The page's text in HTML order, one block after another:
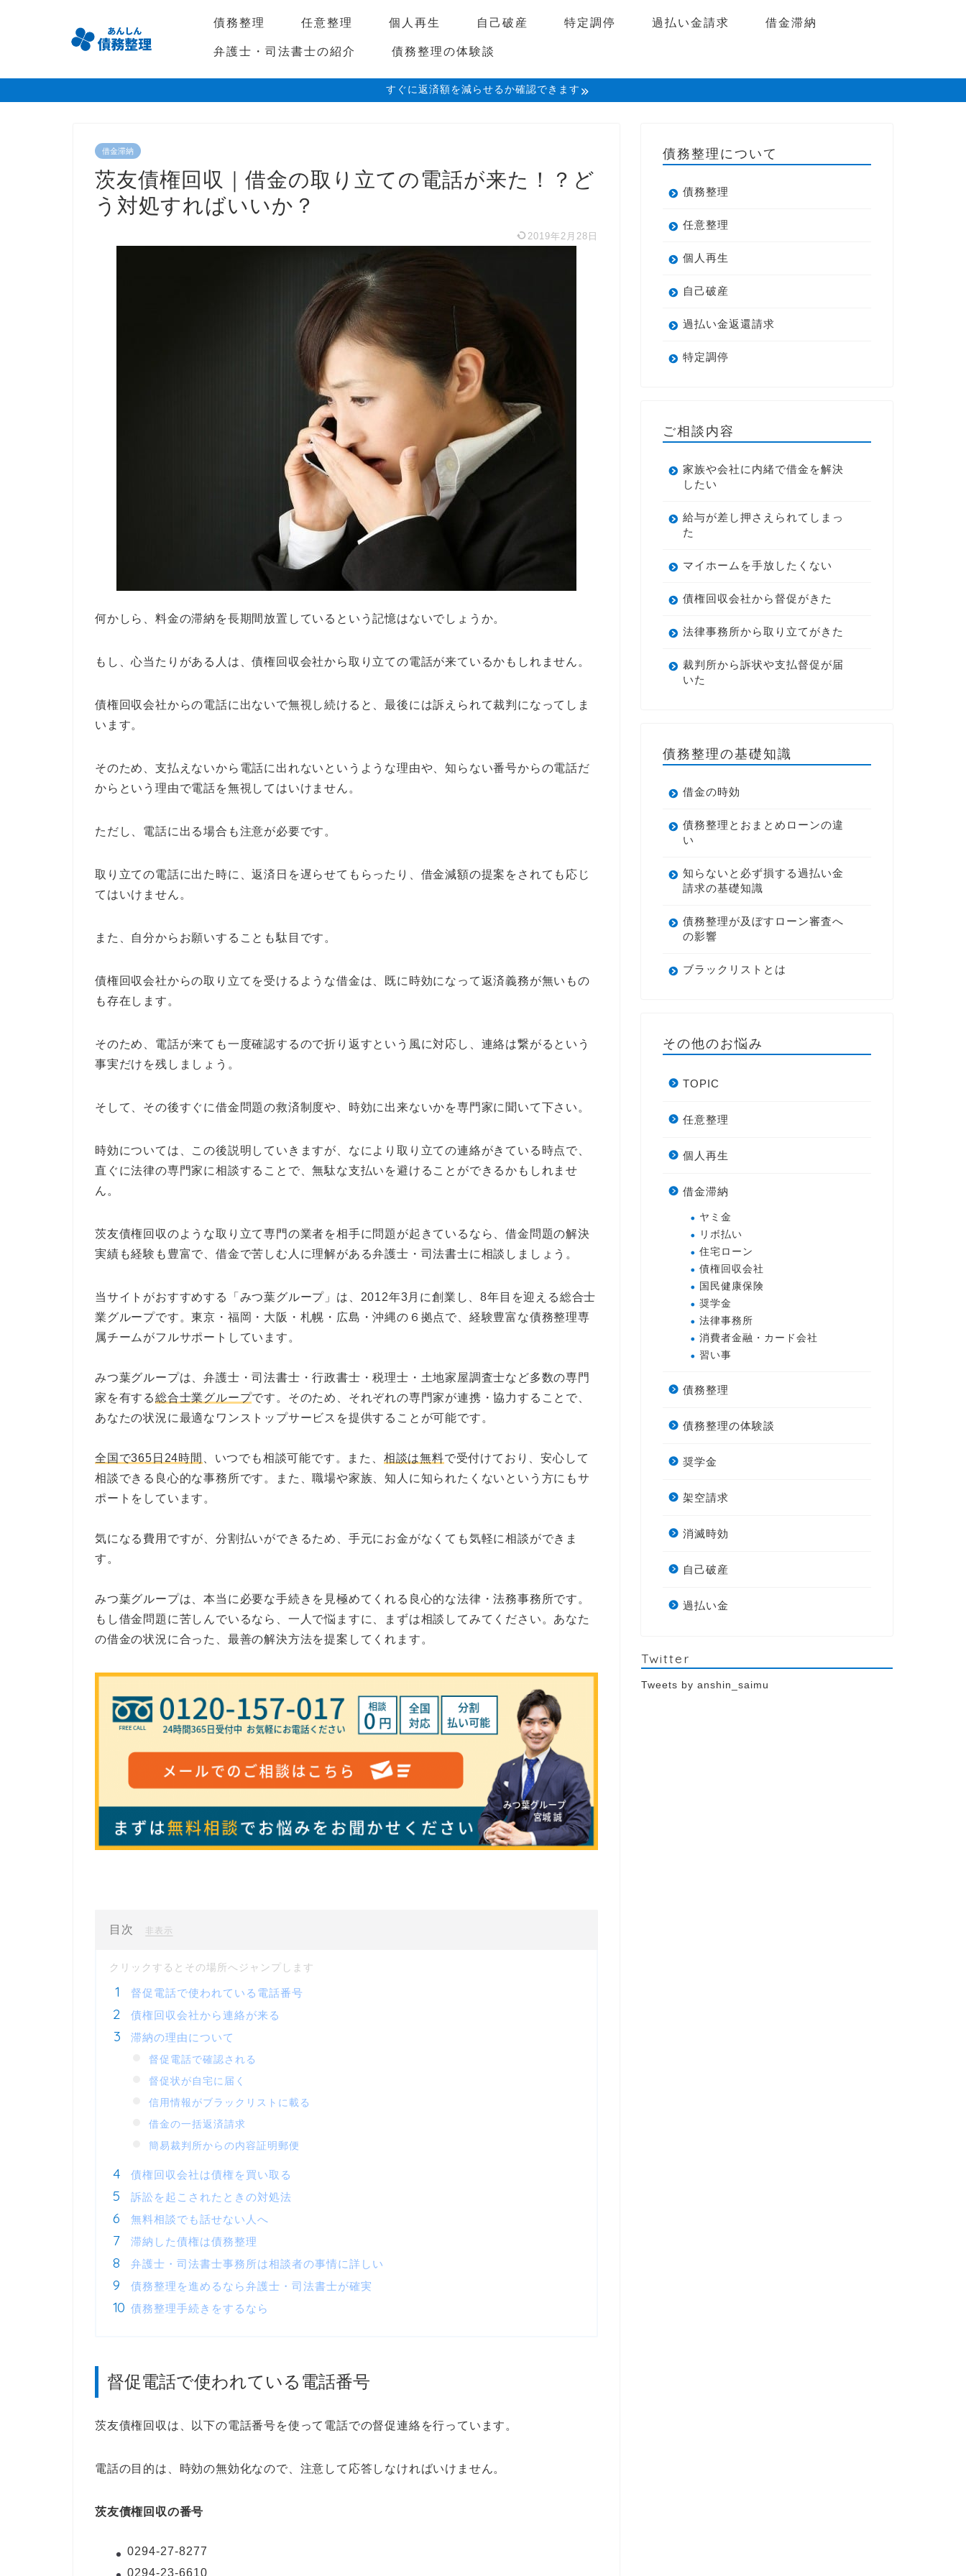
債務整理 任意整理 個人再生 自己破産 特定調停 過払い金請求
借金滞納
弁護士・司法書士の紹介
債務整理の体験談
すぐに返済額を減らせるか確認できます
借金滞納
茨友債権回収｜借金の取り立ての電話が来た！？ど
う対処すればいいか？
2019年2月28日
何かしら、料金の滞納を長期間放置しているという記憶はないでしょうか。
もし、心当たりがある人は、債権回収会社から取り立ての電話が来ているかもしれません。
債権回収会社からの電話に出ないで無視し続けると、最後には訴えられて裁判になってしま
います。
そのため、支払えないから電話に出れないというような理由や、知らない番号からの電話だ
からという理由で電話を無視してはいけません。
ただし、電話に出る場合も注意が必要です。
取り立ての電話に出た時に、返済日を遅らせてもらったり、借金減額の提案をされても応じ
てはいけません。
また、自分からお願いすることも駄目です。
債権回収会社からの取り立てを受けるような借金は、既に時効になって返済義務が無いもの
も存在します。
そのため、電話が来ても一度確認するので折り返すという風に対応し、連絡は繋がるという
事実だけを残しましょう。
そして、その後すぐに借金問題の救済制度や、時効に出来ないかを専門家に聞いて下さい。
時効については、この後説明していきますが、なにより取り立ての連絡がきている時点で、
直ぐに法律の専門家に相談することで、無駄な支払いを避けることができるかもしれませ
ん。
茨友債権回収のような取り立て専門の業者を相手に問題が起きているなら、借金問題の解決
実績も経験も豊富で、借金で苦しむ人に理解がある弁護士・司法書士に相談しましょう。
当サイトがおすすめする「みつ葉グループ」は、2012年3月に創業し、8年目を迎える総合士
業グループです。東京・福岡・大阪・札幌・広島・沖縄の６拠点で、経験豊富な債務整理専
属チームがフルサポートしています。
みつ葉グループは、弁護士・司法書士・行政書士・税理士・土地家屋調査士など多数の専門
家を有する総合士業グループです。そのため、それぞれの専門家が連携・協力することで、
あなたの状況に最適なワンストップサービスを提供することが可能です。
全国で365日24時間 、いつでも相談可能です。また、 相談は無料で受付けており、安心して
相談できる良心的な事務所です。また、職場や家族、知人に知られたくないという方にもサ
ポートをしています。
気になる費用ですが、分割払いができるため、手元にお金がなくても気軽に相談ができま
す。
みつ葉グループは、本当に必要な手続きを見極めてくれる良心的な法律・法務事務所です。
もし借金問題に苦しんでいるなら、一人で悩ますに、まずは相談してみてください。あなた
の借金の状況に合った、最善の解決方法を提案してくれます。
目次 非表示
督促電話で使われている電話番号
債権回収会社から連絡が来る
滞納の理由について
督促電話で確認される
督促状が自宅に届く
信用情報がブラックリストに載る
借金の一括返済請求
簡易裁判所からの内容証明郵便
債権回収会社は債権を買い取る
訴訟を起こされたときの対処法
無料相談でも話せない人へ
滞納した債権は債務整理
弁護士・司法書士事務所は相談者の事情に詳しい
債務整理を進めるなら弁護士・司法書士が確実
債務整理手続きをするなら
督促電話で使われている電話番号
茨友債権回収は、以下の電話番号を使って電話での督促連絡を行っています。
電話の目的は、時効の無効化なので、注意して応答しなければいけません。
茨友債権回収の番号
0294-27-8277
0294-23-6610
債務整理について
債務整理
任意整理
個人再生
自己破産
過払い金返還請求
特定調停
ご相談内容
家族や会社に内緒で借金を解決
したい
給与が差し押さえられてしまっ
た
マイホームを手放したくない
債権回収会社から督促がきた
法律事務所から取り立てがきた
裁判所から訴状や支払督促が届
いた
債務整理の基礎知識
借金の時効
債務整理とおまとめローンの違
い
知らないと必ず損する過払い金
請求の基礎知識
債務整理が及ぼすローン審査へ
の影響
ブラックリストとは
その他のお悩み
TOPIC
任意整理
個人再生
借金滞納
ヤミ金
リボ払い
住宅ローン
債権回収会社
国民健康保険
奨学金
法律事務所
消費者金融・カード会社
習い事
債務整理
債務整理の体験談
奨学金
架空請求
消滅時効
自己破産
過払い金
Twitter
Tweets by anshin_saimu